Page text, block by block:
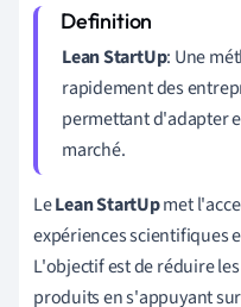
Lean StartUp: Une
rapidement des
permettant d'adapter
marché.
LeLean StartUpmet
expériences scientifiques
L'objectif est de réduire
produits en s'appuyant